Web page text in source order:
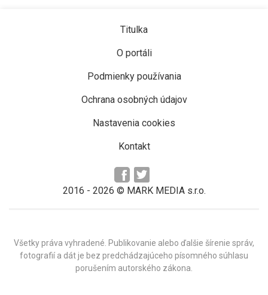
Titulka
O portáli
Podmienky používania
Ochrana osobných údajov
Nastavenia cookies
Kontakt
2016 - 2026 © MARK MEDIA s.r.o.
Všetky práva vyhradené. Publikovanie alebo ďalšie šírenie správ,
fotografií a dát je bez predchádzajúceho písomného súhlasu
porušením autorského zákona.